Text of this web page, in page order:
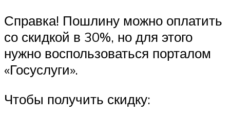
Справка! Пошлину можно оплатить
со скидкой в 30%, но для этого
нужно воспользоваться порталом
«Госуслуги».
Чтобы получить скидку: